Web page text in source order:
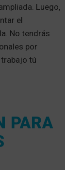
Luego,
el
No tendrás
por
tú
PARA